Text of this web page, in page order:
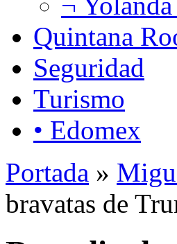
Quintana
Seguridad
Turismo
• Edomex
Portada »
bravatas de